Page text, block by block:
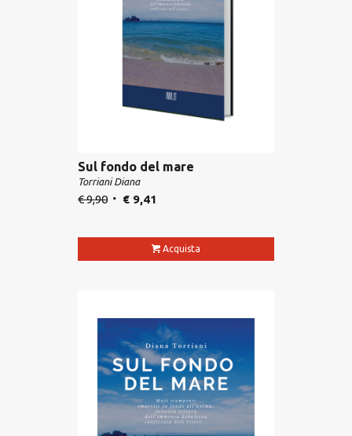
Sul fondo del mare
Torriani Diana
€9,90 €9,41
Acquista